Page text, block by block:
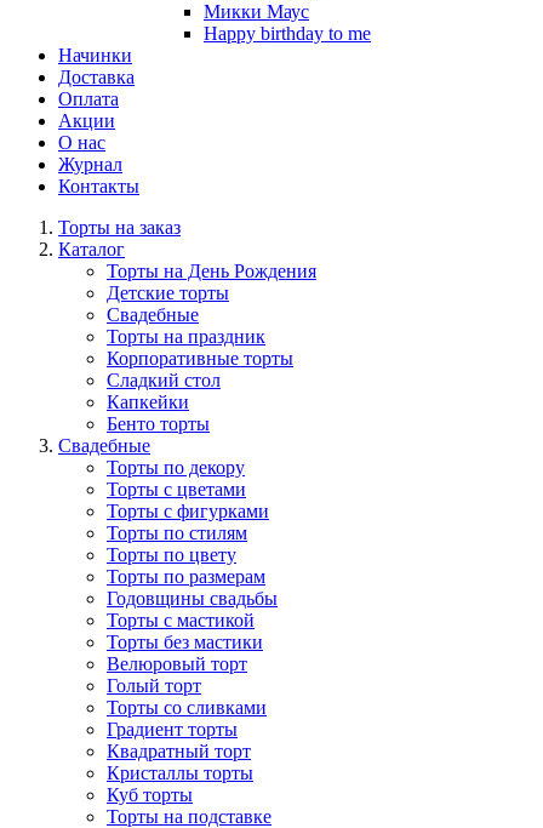
Микки Маус
Happy birthday to me
Начинки
Доставка
Оплата
Акции
О нас
Журнал
Контакты
Торты на заказ
Каталог
Торты на День Рождения
Детские торты
Свадебные
Торты на праздник
Корпоративные торты
Сладкий стол
Капкейки
Бенто торты
Свадебные
Торты по декору
Торты с цветами
Торты с фигурками
Торты по стилям
Торты по цвету
Торты по размерам
Годовщины свадьбы
Торты с мастикой
Торты без мастики
Велюровый торт
Голый торт
Торты со сливками
Градиент торты
Квадратный торт
Кристаллы торты
Куб торты
Торты на подставке